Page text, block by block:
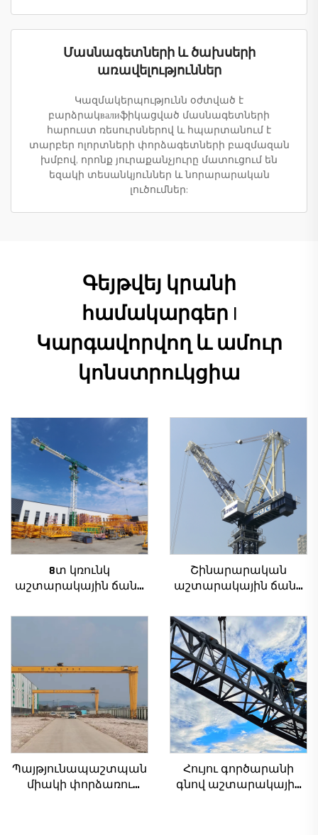
Մասնագետների և ծախսերի
առավելություններ
Կազմակերպությունն օժտված է
բարձրակвалиֆիկացված մասնագետների
հարուստ ռեսուրսներով և հպարտանում է
տարբեր ոլորտների փորձագետների բազմազան
խմբով, որոնք յուրաքանչյուրը մատուցում են
եզակի տեսանկյուններ և նորարարական
լուծումներ:
Գեյթվեյ կրանի
համակարգեր |
Կարգավորվող և ամուր
կոնստրուկցիա
8տ կռունկ
աշտարակային ճանկ
մրցունակ գնով
Շինարարական
աշտարակային ճանկ
բեռնամբարի
հզորությամբ, նոր
ատամնանիվի արկղ,
ատամնանիվի շարժիչ,
աստիճանավոր
ստորին մաս
Պայթյունապաշտպան
միակի փորձառու
Հույու գործարանի
գնով աշտարակային